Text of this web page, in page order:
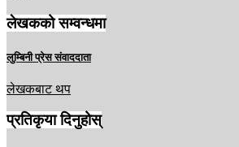
लेखकको सम्वन्धमा
लुम्बिनी प्रेस संवाददाता
लेखकबाट थप
प्रतिकृया दिनुहोस्